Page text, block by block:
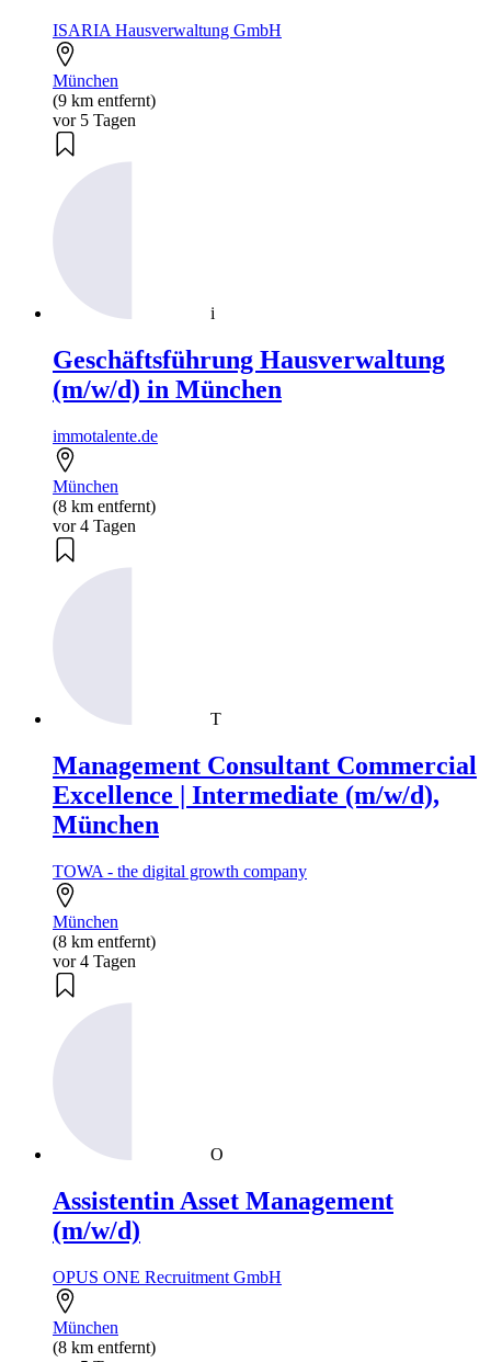
ISARIA Hausverwaltung GmbH
München
(9 km entfernt)
vor 5 Tagen
i
Geschäftsführung Hausverwaltung
(m/w/d) in München
immotalente.de
München
(8 km entfernt)
vor 4 Tagen
T
Management Consultant Commercial
Excellence | Intermediate (m/w/d),
München
TOWA - the digital growth company
München
(8 km entfernt)
vor 4 Tagen
O
Assistentin Asset Management
(m/w/d)
OPUS ONE Recruitment GmbH
München
(8 km entfernt)